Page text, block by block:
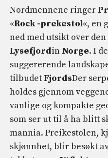
Nordmennene ringer
«Rock -prekestol«, en
ned med utsikt over
Lysefjordin Norge. I
suggererende
tilbudet FjordsDer
holdes gjennom
vanlige og kompakte
som ser ut til å ha blitt
mannia. Preikestolen,
skjønnhet, blir besøkt